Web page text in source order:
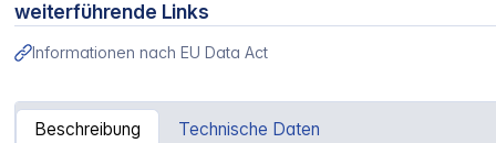
weiterführende Links
Informationen nach EU Data Act
Beschreibung Technische Daten